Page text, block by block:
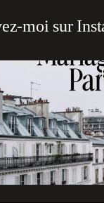
moi sur